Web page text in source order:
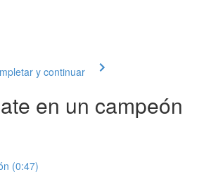
y continuar
en un campeón
(0:47)